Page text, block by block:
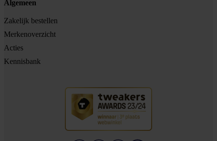
Algemeen
Zakelijk bestellen
Merkenoverzicht
Acties
Kennisbank